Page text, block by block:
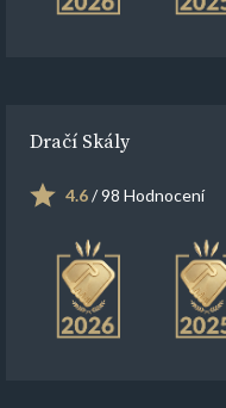
Dračí Skály
4.6/ 98 Hodnocení